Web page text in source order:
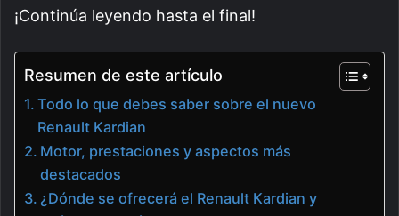
¡Continúa leyendo hasta el final!
Resumen de este artículo
Todo lo que debes saber sobre el nuevo
Renault Kardian
Motor, prestaciones y aspectos más
destacados
¿Dónde se ofrecerá el Renault Kardian y